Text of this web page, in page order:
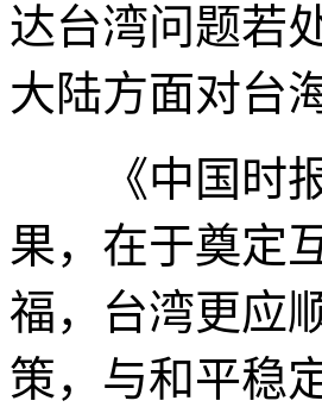
达台湾问题若
大陆方面对台
《中国时报
果，在于奠定
福，台湾更应
策，与和平稳